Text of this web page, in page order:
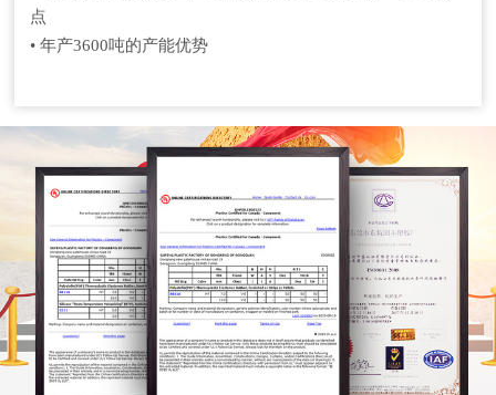
点
• 年产3600吨的产能优势